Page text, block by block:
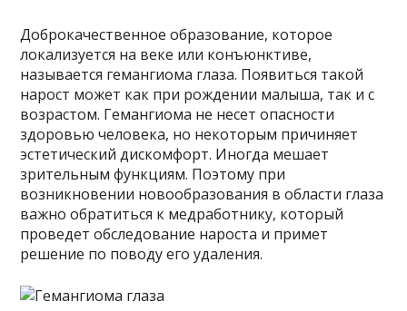
Доброкачественное образование, которое
локализуется на веке или конъюнктиве,
называется гемангиома глаза. Появиться такой
нарост может как при рождении малыша, так и с
возрастом. Гемангиома не несет опасности
здоровью человека, но некоторым причиняет
эстетический дискомфорт. Иногда мешает
зрительным функциям. Поэтому при
возникновении новообразования в области глаза
важно обратиться к медработнику, который
проведет обследование нароста и примет
решение по поводу его удаления.